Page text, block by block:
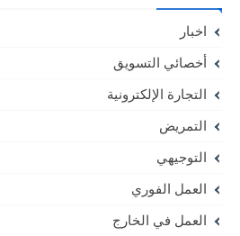
اخبار
أخصائي التسويق
التجارة الإلكترونية
التمريض
التوجيهي
العمل الفوري
العمل في الخارج